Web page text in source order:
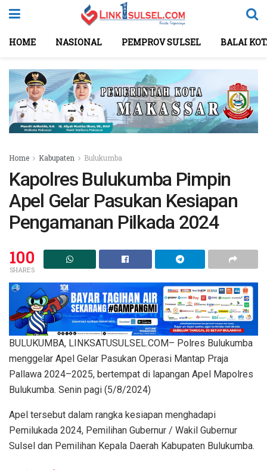
HOME NASIONAL PEMPROV SULSEL BALAI
Home Kabupaten Bulukumba
Kapolres Bulukumba Pimpin
Apel Gelar Pasukan Kesiapan
Pengamanan Pilkada 2024
100
SHARES
BULUKUMBA, LINKSATUSULSEL.COM– Polres Bulukumba
menggelar Apel Gelar Pasukan Operasi Mantap Praja
Pallawa 2024–2025, bertempat di lapangan Apel Mapolres
Bulukumba. Senin pagi (5/8/2024)
Apel tersebut dalam rangka kesiapan menghadapi
Pemilukada 2024, Pemilihan Gubernur / Wakil Gubernur
Sulsel dan Pemilihan Kepala Daerah Kabupaten Bulukumba.